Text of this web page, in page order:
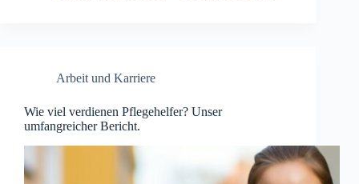
Arbeit und Karriere
Wie viel verdienen Pflegehelfer? Unser
umfangreicher Bericht.